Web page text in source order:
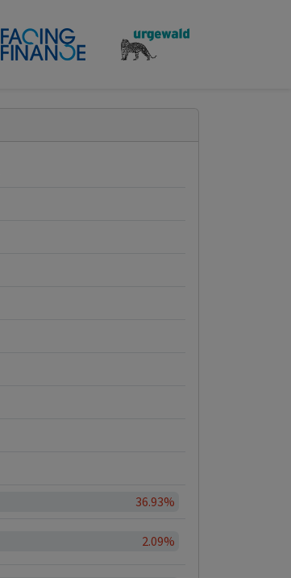
36.93%
2.09%